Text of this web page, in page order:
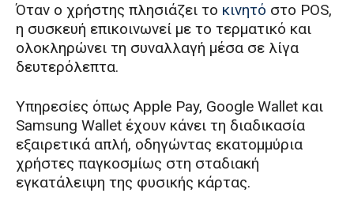
Όταν ο χρήστης πλησιάζει το κινητό στο POS,
η συσκευή επικοινωνεί με το τερματικό και
ολοκληρώνει τη συναλλαγή μέσα σε λίγα
δευτερόλεπτα.
Υπηρεσίες όπως Apple Pay, Google Wallet και
Samsung Wallet έχουν κάνει τη διαδικασία
εξαιρετικά απλή, οδηγώντας εκατομμύρια
χρήστες παγκοσμίως στη σταδιακή
εγκατάλειψη της φυσικής κάρτας.